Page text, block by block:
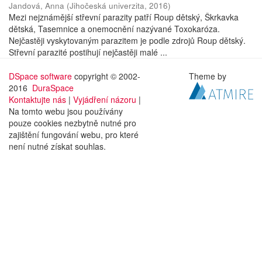
Jandová, Anna (Jihočeská univerzita, 2016)
Mezi nejznámější střevní parazity patří Roup dětský, Škrkavka
dětská, Tasemnice a onemocnění nazývané Toxokaróza.
Nejčastěji vyskytovaným parazitem je podle zdrojů Roup dětský.
Střevní parazité postihují nejčastěji malé ...
DSpace software copyright © 2002-
2016 DuraSpace
Kontaktujte nás | Vyjádření názoru |
Na tomto webu jsou používány
pouze cookies nezbytně nutné pro
zajištění fungování webu, pro které
není nutné získat souhlas.
Theme by